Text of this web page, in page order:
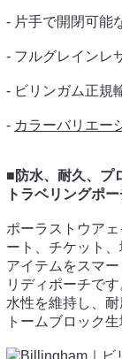
- 片手で開閉可能
- フルグレインレ
- ビリンガム正規
- カラーバリエー
■防水、耐久、プ
トラベリングポ
ポーラストウア
ート、チケット
アイテムをスマ
リディポーチで
水性を維持し、
トームブロック